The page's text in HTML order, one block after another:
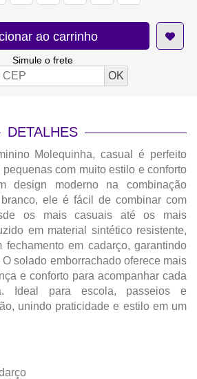
ao carrinho
Simule o frete
DETALHES
Molequinha, casual é perfeito
com muito estilo e conforto
moderno na combinação
ele é fácil de combinar com
os mais casuais até os mais
em material sintético resistente,
fechamento em cadarço, garantindo
solado emborrachado oferece mais
e conforto para acompanhar cada
Ideal para escola, passeios e
unindo praticidade e estilo em um